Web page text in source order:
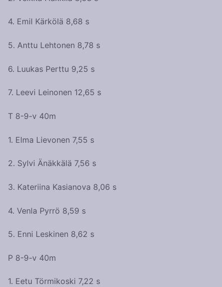
4. Emil Kärkölä 8,68 s
5. Anttu Lehtonen 8,78 s
6. Luukas Perttu 9,25 s
7. Leevi Leinonen 12,65 s
T 8-9-v 40m
1. Elma Lievonen 7,55 s
2. Sylvi Änäkkälä 7,56 s
3. Kateriina Kasianova 8,06 s
4. Venla Pyrrö 8,59 s
5. Enni Leskinen 8,62 s
P 8-9-v 40m
1. Eetu Törmikoski 7,22 s